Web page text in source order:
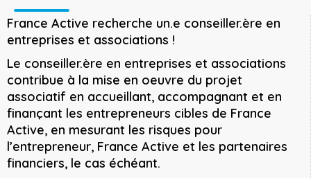
France Active recherche un.e conseiller.ère en
entreprises et associations !
Le conseiller.ère en entreprises et associations
contribue à la mise en oeuvre du projet
associatif en accueillant, accompagnant et en
finançant les entrepreneurs cibles de France
Active, en mesurant les risques pour
l’entrepreneur, France Active et les partenaires
financiers, le cas échéant.